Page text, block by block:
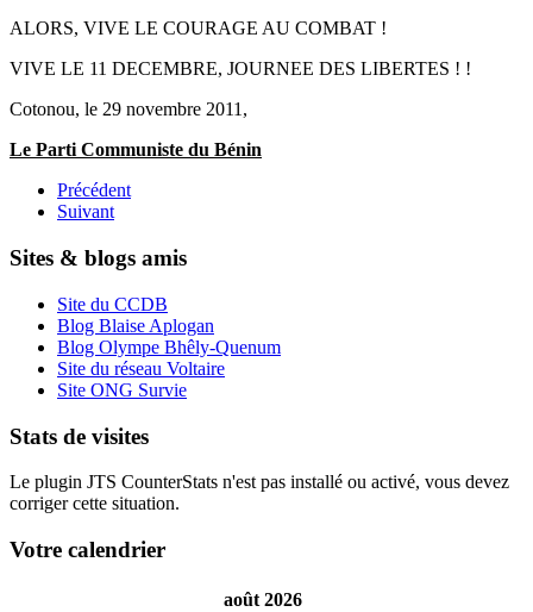
ALORS, VIVE LE COURAGE AU COMBAT !
VIVE LE 11 DECEMBRE, JOURNEE DES LIBERTES ! !
Cotonou, le 29 novembre 2011,
Le Parti Communiste du Bénin
Précédent
Suivant
Sites & blogs amis
Site du CCDB
Blog Blaise Aplogan
Blog Olympe Bhêly-Quenum
Site du réseau Voltaire
Site ONG Survie
Stats de visites
Le plugin JTS CounterStats n'est pas installé ou activé, vous devez
corriger cette situation.
Votre calendrier
août 2026